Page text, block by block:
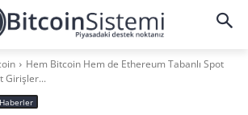
Hem Bitcoin Hem de Ethereum Tabanlı Spot
Girişler...
Haberler